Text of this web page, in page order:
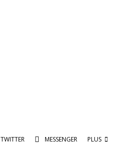
TWITTER MESSENGER PLUS